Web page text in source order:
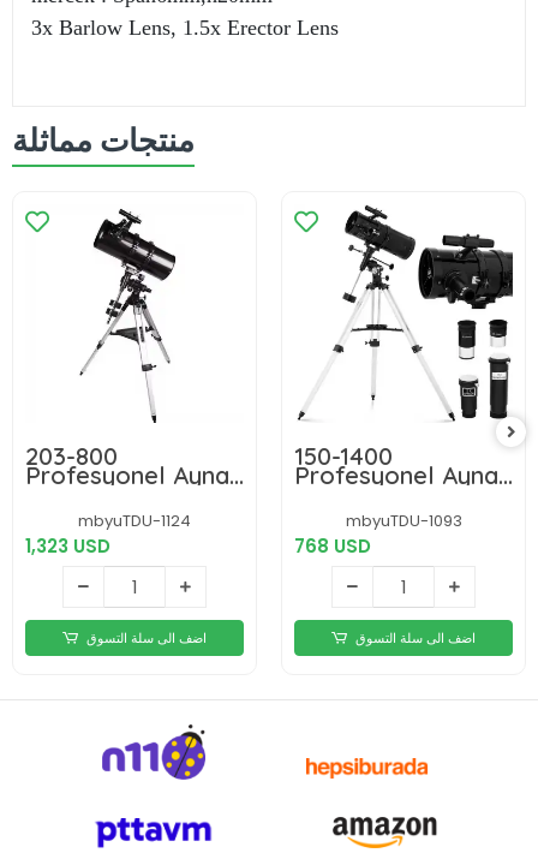
3x Barlow Lens, 1.5x Erector Lens
منتجات مماثلة
203-800
Profesyonel Aynalı
Model Teleskop
mbyuTDU-1124
1,323 USD
اضف الى سلة التسوق
150-1400
Profesyonel Aynalı
Teleskop
mbyuTDU-1093
768 USD
اضف الى سلة التسوق